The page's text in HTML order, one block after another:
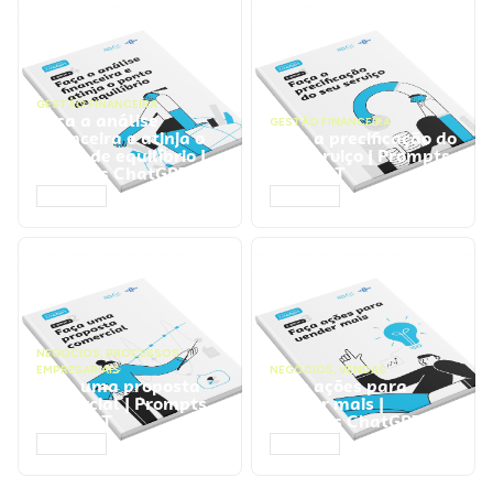
GESTÃO FINANCEIRA
Faça a análise
financeira e atinja o
ponto de equilíbrio |
Prompts ChatGPT
GESTÃO FINANCEIRA
Faça a precificação do
seu serviço | Prompts
ChatGPT
NEGÓCIOS, PROCESSOS
EMPRESARIAIS
Faça uma proposta
comercial | Prompts
ChatGPT
NEGÓCIOS, VENDAS
Faça ações para
vender mais |
Prompts ChatGPT